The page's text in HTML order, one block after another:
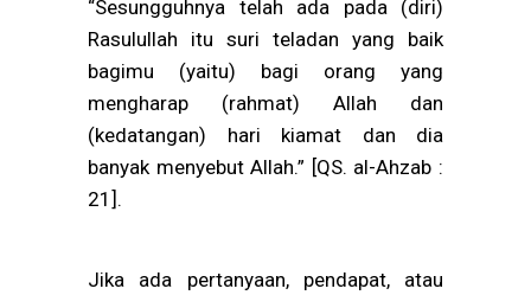
“Sesungguhnya telah ada pada (diri)
Rasulullah itu suri teladan yang baik
bagimu (yaitu) bagi orang yang
mengharap (rahmat) Allah dan
(kedatangan) hari kiamat dan dia
banyak menyebut Allah.” [QS. al-Ahzab :
21].
Jika ada pertanyaan, pendapat, atau